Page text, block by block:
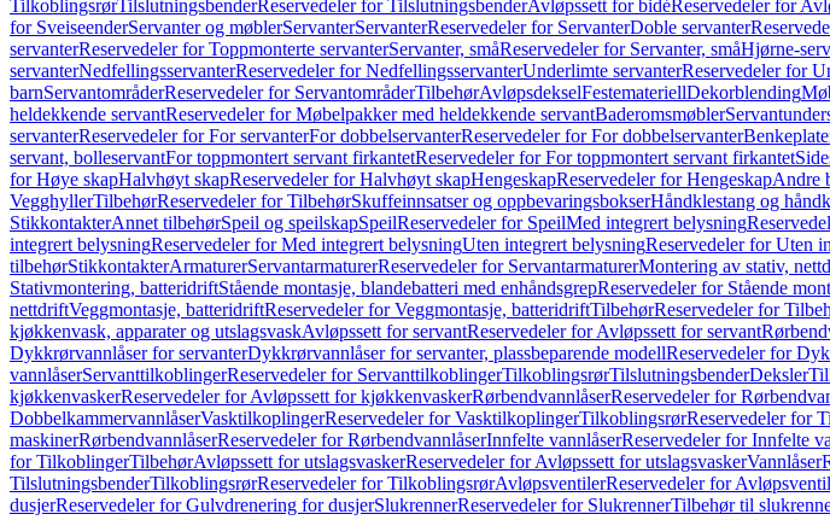
TilkoblingsrørTilslutningsbenderReservedeler for TilslutningsbenderAvløpssett for bidéReservedeler for
for SveiseenderServanter og møblerServanterServanterReservedeler for ServanterDoble servanter
servanterReservedeler for Toppmonterte servanterServanter, småReservedeler for Servanter, småHjørne-
servanterNedfellingsservanterReservedeler for NedfellingsservanterUnderlimte servanterReservedeler for
barnServantområderReservedeler for ServantområderTilbehørAvløpsdekselFestemateriellDekorblending
heldekkende servantReservedeler for Møbelpakker med heldekkende servantBaderomsmøbler
servanterReservedeler for For servanterFor dobbelservanterReservedeler for For dobbelservanter
servant, bolleservantFor toppmontert servant firkantetReservedeler for For toppmontert servant firkantet
for Høye skapHalvhøyt skapReservedeler for Halvhøyt skapHengeskapReservedeler for HengeskapAndre
VegghyllerTilbehørReservedeler for TilbehørSkuffeinnsatser og oppbevaringsbokserHåndklestang og
StikkontakterAnnet tilbehørSpeil og speilskapSpeilReservedeler for SpeilMed integrert belysning
integrert belysningReservedeler for Med integrert belysningUten integrert belysningReservedeler for Uten
tilbehørStikkontakterArmaturerServantarmaturerReservedeler for ServantarmaturerMontering av stativ,
Stativmontering, batteridriftStående montasje, blandebatteri med enhåndsgrepReservedeler for Stående
nettdriftVeggmontasje, batteridriftReservedeler for Veggmontasje, batteridriftTilbehørReservedeler for
kjøkkenvask, apparater og utslagsvaskAvløpssett for servantReservedeler for Avløpssett for servant
Dykkrørvannlåser for servanterDykkrørvannlåser for servanter, plassbeparende modellReservedeler for
vannlåserServanttilkoblingerReservedeler for ServanttilkoblingerTilkoblingsrørTilslutningsbenderDeksler
kjøkkenvaskerReservedeler for Avløpssett for kjøkkenvaskerRørbendvannlåserReservedeler for
DobbelkammervannlåserVasktilkoplingerReservedeler for VasktilkoplingerTilkoblingsrørReservedeler for
maskinerRørbendvannlåserReservedeler for RørbendvannlåserInnfelte vannlåserReservedeler for Innfelte
for TilkoblingerTilbehørAvløpssett for utslagsvaskerReservedeler for Avløpssett for utslagsvaskerVannlåser
TilslutningsbenderTilkoblingsrørReservedeler for TilkoblingsrørAvløpsventilerReservedeler for
dusjerReservedeler for Gulvdrenering for dusjerSlukrennerReservedeler for SlukrennerTilbehør til